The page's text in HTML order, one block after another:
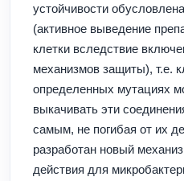
устойчивости
(активное выведение
клетки вследствие
механизмов защиты), т.е.
определенных мутациях
выкачивать эти
самым, не погибая от их
разработан новый
действия для